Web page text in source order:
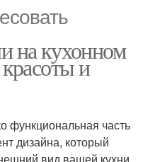
на кухонном
и
функциональная часть
дизайна, который
вид вашей кухни.